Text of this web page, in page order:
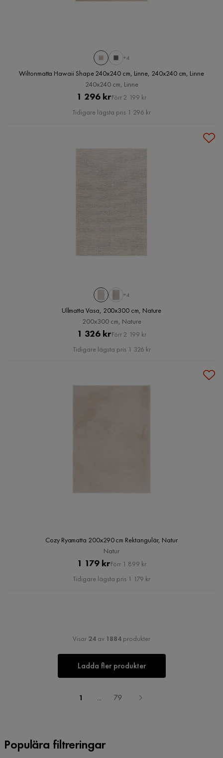
+4
Wiltonmatta Hawaii Shape 240x240 cm, Linne, 240x240 cm, Linne
240x240 cm, Linne
Pris
1 296 krOriginal
Pris
Förr 2 199 kr
Tidigare lägsta pris 1 296 kr
+4
Ullmatta Vasa, 200x300 cm, Nature
200x300 cm, Nature
Pris
1 326 krOriginal
Pris
Förr 2 199 kr
Tidigare lägsta pris 1 326 kr
Cozy Ryamatta 200x290 cm Rektangulär, Natur
Natur
Pris
1 179 krOriginal
Pris
Förr 1 899 kr
Tidigare lägsta pris 1 179 kr
Visar 24 av 1884 produkter
Ladda fler produkter
1 ... 79
Populära filtreringar